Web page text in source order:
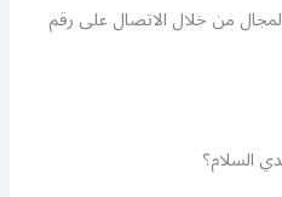
من خلال الاتصال على رقم
السلام؟